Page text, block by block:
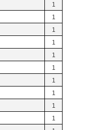
1
1
1
1
1
1
1
1
1
1